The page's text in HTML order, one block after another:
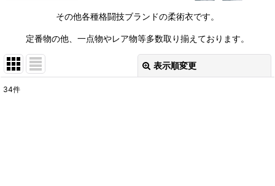
その他各種格闘技ブランドの柔術衣です。
定番物の他、一点物やレア物等多数取り揃えております。
表示順変更
34件